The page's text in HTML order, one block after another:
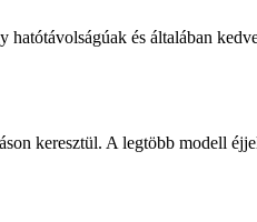
és általában
keresztül. A legtöbb modell